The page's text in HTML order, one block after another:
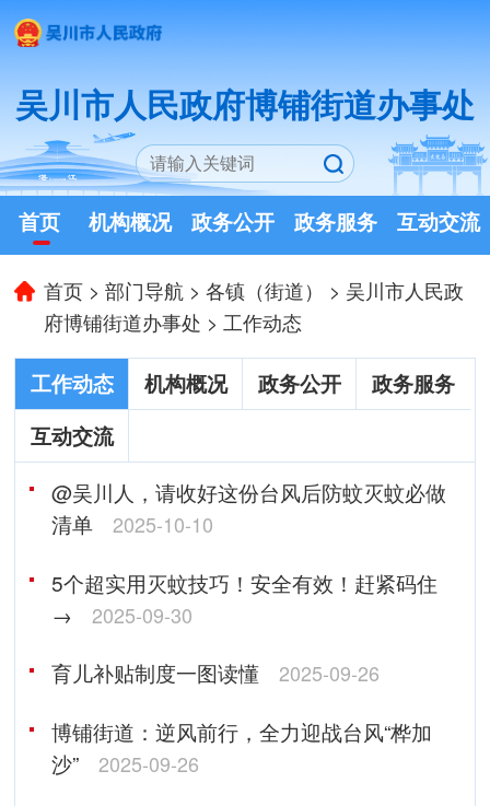
吴川市人民政府博铺街道办事处
首页 机构概况 政务公开 政务服务 互动交流
首页 >部门导航 >各镇（街道） > 吴川市人民政
府博铺街道办事处 > 工作动态
工作动态 机构概况 政务公开
政务服务
互动交流
@吴川人，请收好这份台风后防蚊灭蚊必做
清单
2025-10-10
5个超实用灭蚊技巧！安全有效！赶紧码住
→
2025-09-30
育儿补贴制度一图读懂 2025-09-26
博铺街道：逆风前行，全力迎战台风“桦加
沙”
2025-09-26